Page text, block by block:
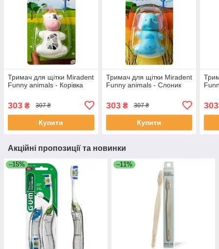
Тримач для щітки Miradent
Funny animals - Корівка
303 ₴ 307 ₴
Купити
Тримач для щітки Miradent
Funny animals - Слоник
303₴ 307 ₴
Купити
303
Акційні пропозиції та новинки
–15% –11%